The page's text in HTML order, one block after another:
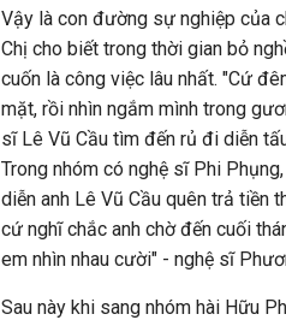
Vậy là con đường sự nghiệp của
Chị cho biết trong thời gian bỏ
cuốn là công việc lâu nhất. "Cứ
mặt, rồi nhìn ngắm mình trong
sĩ Lê Vũ Cầu tìm đến rủ đi diễn
Trong nhóm có nghệ sĩ Phi
diễn anh Lê Vũ Cầu quên trả tiền
cứ nghĩ chắc anh chờ đến cuối
em nhìn nhau cười" - nghệ sĩ
Sau này khi sang nhóm hài Hữu